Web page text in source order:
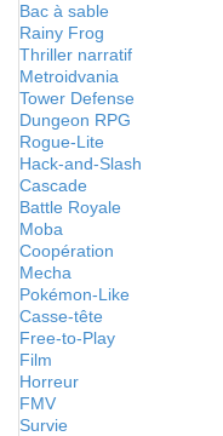
Bac à sable
Rainy Frog
Thriller narratif
Metroidvania
Tower Defense
Dungeon RPG
Rogue-Lite
Hack-and-Slash
Cascade
Battle Royale
Moba
Coopération
Mecha
Pokémon-Like
Casse-tête
Free-to-Play
Film
Horreur
FMV
Survie